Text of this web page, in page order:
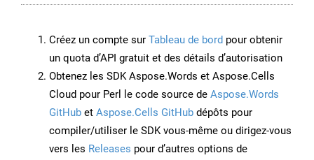
Créez un compte sur Tableau de bord pour obtenir
un quota d’API gratuit et des détails d’autorisation
Obtenez les SDK Aspose.Words et Aspose.Cells
Cloud pour Perl le code source de Aspose.Words
GitHub et Aspose.Cells GitHub dépôts pour
compiler/utiliser le SDK vous-même ou dirigez-vous
vers les Releases pour d’autres options de